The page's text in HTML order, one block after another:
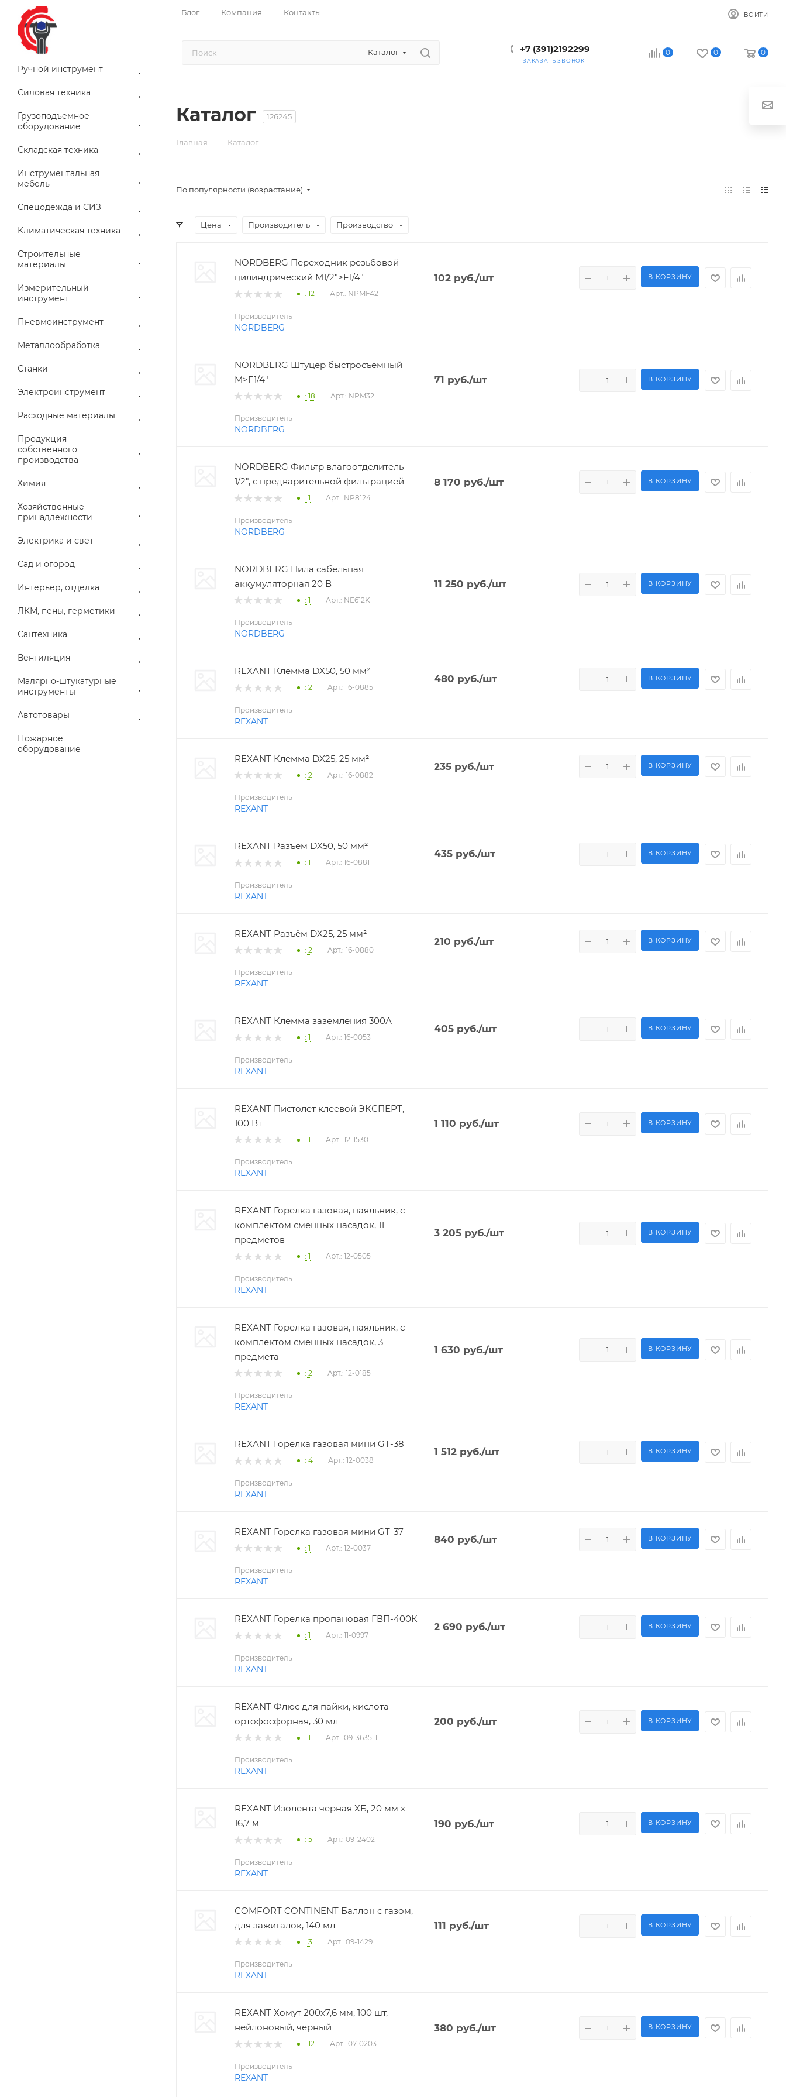
Блог Компания Контакты ВОЙТИ
Каталог +7 (391)2192299
ЗАКАЗАТЬ ЗВОНОК
0 0 0
Ручной инструмент
Силовая техника
Грузоподъемное
оборудование
Складская техника
Инструментальная
мебель
Спецодежда и СИЗ
Климатическая техника
Строительные
материалы
Измерительный
инструмент
Пневмоинструмент
Металлообработка
Станки
Электроинструмент
Расходные материалы
Продукция
собственного
производства
Химия
Хозяйственные
принадлежности
Электрика и свет
Сад и огород
Интерьер, отделка
ЛКМ, пены, герметики
Сантехника
Вентиляция
Малярно-штукатурные
инструменты
Автотовары
Пожарное
оборудование
Каталог 126245
Главная — Каталог
По популярности (возрастание)
Цена Производитель Производство
NORDBERG Переходник резьбовой
цилиндрический M1/2">F1/4"
: 12 Арт.: NPMF42
102руб./шт В КОРЗИНУ
Производитель
NORDBERG
NORDBERG Штуцер быстросъемный
M>F1/4"
: 18 Арт.: NPM32
71 руб./шт В КОРЗИНУ
Производитель
NORDBERG
NORDBERG Фильтр влагоотделитель
1/2", с предварительной фильтрацией
: 1 Арт.: NP8124
8 170 руб./шт В КОРЗИНУ
Производитель
NORDBERG
NORDBERG Пила сабельная
аккумуляторная 20 В
: 1 Арт.: NE612K
11 250 руб./шт В КОРЗИНУ
Производитель
NORDBERG
REXANT Клемма DX50, 50 мм²
: 2 Арт.: 16-0885
480 руб./шт В КОРЗИНУ
Производитель
REXANT
REXANT Клемма DX25, 25 мм²
: 2 Арт.: 16-0882
235руб./шт В КОРЗИНУ
Производитель
REXANT
REXANT Разъём DX50, 50 мм²
: 1 Арт.: 16-0881
435руб./шт В КОРЗИНУ
Производитель
REXANT
REXANT Разъём DX25, 25 мм²
: 2 Арт.: 16-0880
210 руб./шт В КОРЗИНУ
Производитель
REXANT
REXANT Клемма заземления 300А
: 1 Арт.: 16-0053
405руб./шт В КОРЗИНУ
Производитель
REXANT
REXANT Пистолет клеевой ЭКСПЕРТ,
100 Вт
: 1 Арт.: 12-1530
1 110 руб./шт В КОРЗИНУ
Производитель
REXANT
REXANT Горелка газовая, паяльник, с
комплектом сменных насадок, 11
предметов
: 1 Арт.: 12-0505
3 205руб./шт В КОРЗИНУ
Производитель
REXANT
REXANT Горелка газовая, паяльник, с
комплектом сменных насадок, 3
предмета
: 2 Арт.: 12-0185
1 630 руб./шт В КОРЗИНУ
Производитель
REXANT
REXANT Горелка газовая мини GT-38
: 4 Арт.: 12-0038
1 512руб./шт В КОРЗИНУ
Производитель
REXANT
REXANT Горелка газовая мини GT-37
: 1 Арт.: 12-0037
840 руб./шт В КОРЗИНУ
Производитель
REXANT
REXANT Горелка пропановая ГВП-400К
: 1 Арт.: 11-0997
2 690 руб./шт В КОРЗИНУ
Производитель
REXANT
REXANT Флюс для пайки, кислота
ортофосфорная, 30 мл
: 1 Арт.: 09-3635-1
200 руб./шт В КОРЗИНУ
Производитель
REXANT
REXANT Изолента черная ХБ, 20 мм х
16,7 м
: 5 Арт.: 09-2402
190 руб./шт В КОРЗИНУ
Производитель
REXANT
COMFORT CONTINENT Баллон с газом,
для зажигалок, 140 мл
: 3 Арт.: 09-1429
111 руб./шт В КОРЗИНУ
Производитель
REXANT
REXANT Хомут 200х7,6 мм, 100 шт,
нейлоновый, черный
: 12 Арт.: 07-0203
380 руб./шт В КОРЗИНУ
Производитель
REXANT